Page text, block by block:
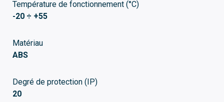
Température de fonctionnement (°C)
-20 ÷ +55
Matériau
ABS
Degré de protection (IP)
20